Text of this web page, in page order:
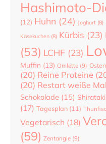
Hashimoto-
(12) Huhn (24) Joghurt (8)
Käsekuchen (8) Kürbis (23)
(53) LCHF (23)
Muffin (13) Omlette (9)
(20) Reine Proteine
(20) Restart weiße
Schokolade (15) Shirataki
(17) Tagesplan (11)
Vegetarisch (18)
(59) Zentangle (9)